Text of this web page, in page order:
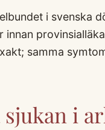
i svenska
samma
i